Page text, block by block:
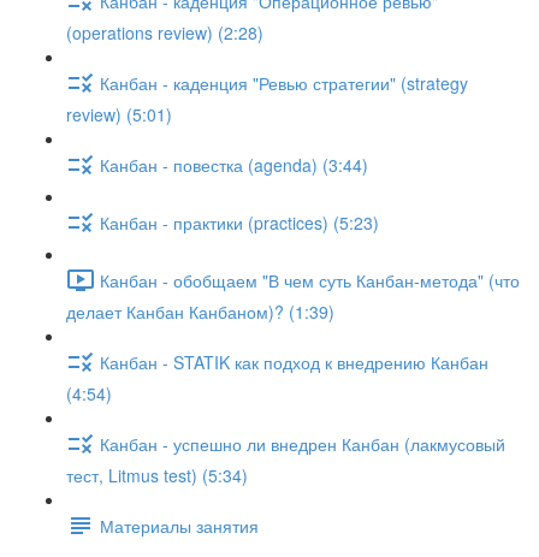
(operations review) (2:28)
Канбан - каденция "Ревью стратегии" (strategy
review) (5:01)
Канбан - повестка (agenda) (3:44)
Канбан - практики (practices) (5:23)
Канбан - обобщаем "В чем суть Канбан-метода" (что
делает Канбан Канбаном)? (1:39)
Канбан - STATIK как подход к внедрению Канбан
(4:54)
Канбан - успешно ли внедрен Канбан (лакмусовый
тест, Litmus test) (5:34)
Материалы занятия